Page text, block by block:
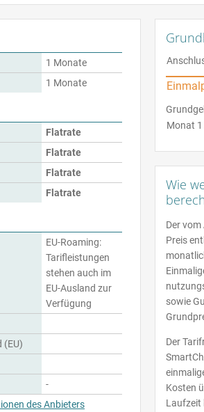
1 Monate
1 Monate
Flatrate
Flatrate
Flatrate
Flatrate
EU-Roaming:
Tarifleistungen
stehen auch im
EU-Ausland zur
Verfügung
(EU)
-
des Anbieters
Monat
Wie
Der
Preis
sowie
Der
Kosten
Laufzeit